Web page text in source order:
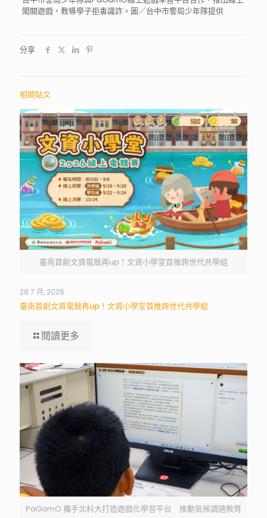
闖關遊戲，教導學子拒毒識詐。圖／台中市警局少年隊提供
分享
相關貼文
臺南首創文資電競再up！文資小學堂首推跨世代共學組
28 7 月, 2026
臺南首創文資電競再up！文資小學堂首推跨世代共學組
閱讀更多
PaGamO 攜手北科大打造遊戲化學習平台 推動氣候調適教育